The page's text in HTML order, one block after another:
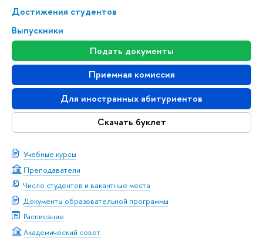
Достижения студентов
Выпускники
Подать документы
Приемная комиссия
Для иностранных абитуриентов
Скачать буклет
Учебные курсы
Преподаватели
Число студентов и вакантные места
Документы образовательной программы
Расписание
Академический совет